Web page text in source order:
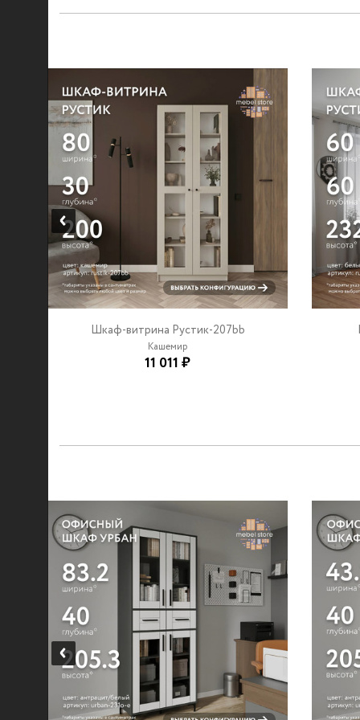
Шкаф-витрина Рустик-207bb
Кашемир
11 011 ₽